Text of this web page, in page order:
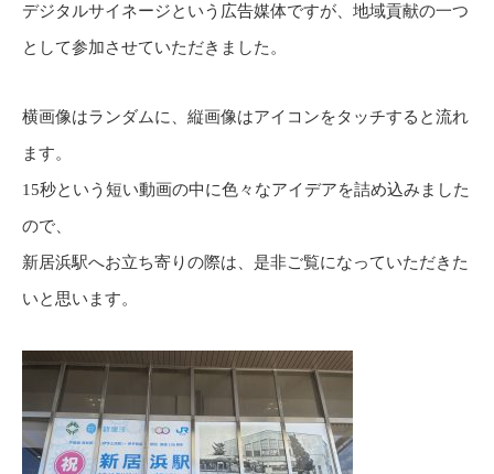
デジタルサイネージという広告媒体ですが、地域貢献の一つ
として参加させていただきました。
横画像はランダムに、縦画像はアイコンをタッチすると流れ
ます。
15秒という短い動画の中に色々なアイデアを詰め込みました
ので、
新居浜駅へお立ち寄りの際は、是非ご覧になっていただきた
いと思います。